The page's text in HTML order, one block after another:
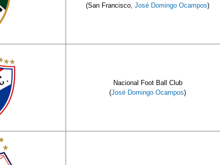
(San Francisco, José Domingo Ocampos)
Nacional Foot Ball Club
(José Domingo Ocampos)